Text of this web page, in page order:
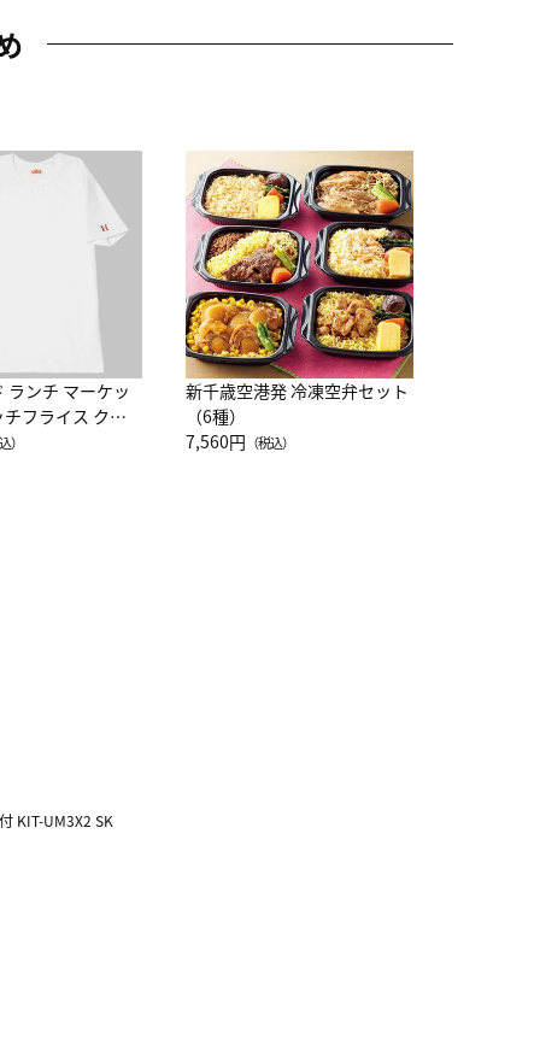
ランチ マーケッ
フライス クル
半袖Ｔシャツ
）
新千歳空港発 冷凍空弁セット
（6種）
7,560円 （税込）
KIT-UM3X2 SK